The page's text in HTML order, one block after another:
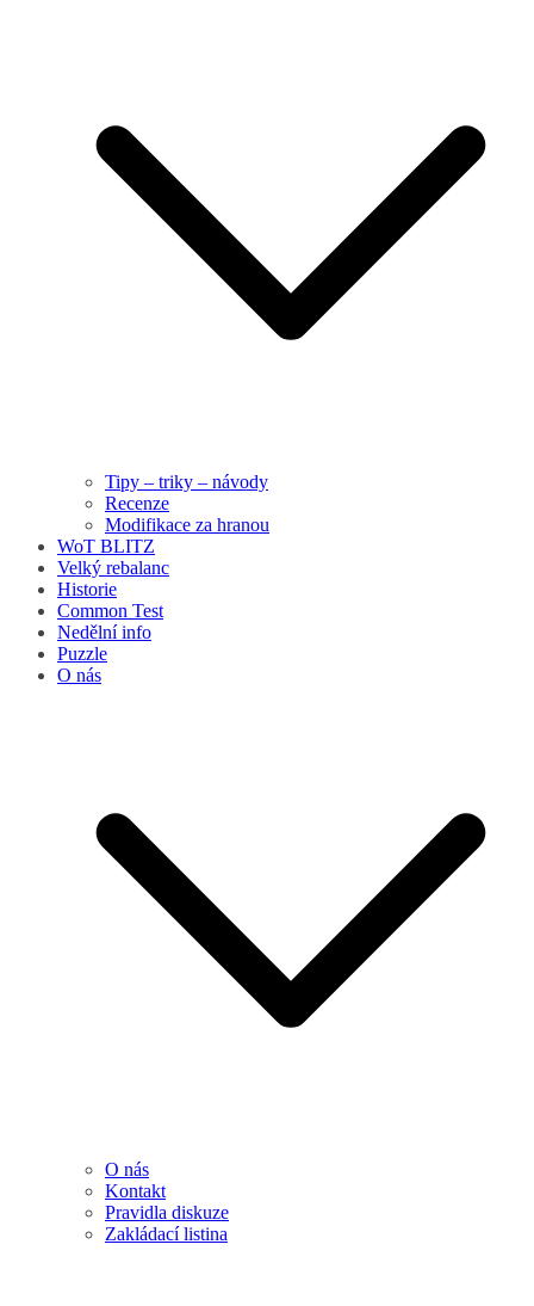
Tipy – triky – návody
Recenze
Modifikace za hranou
WoT BLITZ
Velký rebalanc
Historie
Common Test
Nedělní info
Puzzle
O nás
O nás
Kontakt
Pravidla diskuze
Zakládací listina